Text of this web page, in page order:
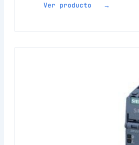
Ver producto →